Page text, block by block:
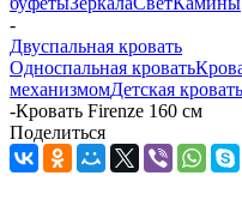
-
Двуспальная кровать
Односпальная кровать
механизмомДетская кровать
-Кровать Firenze 160 см
Поделиться